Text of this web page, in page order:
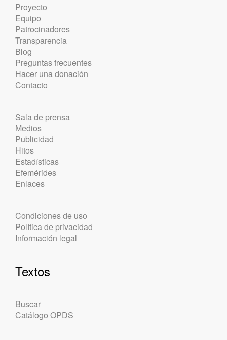
Proyecto
Equipo
Patrocinadores
Transparencia
Blog
Preguntas frecuentes
Hacer una donación
Contacto
Sala de prensa
Medios
Publicidad
Hitos
Estadísticas
Efemérides
Enlaces
Condiciones de uso
Política de privacidad
Información legal
Textos
Buscar
Catálogo OPDS